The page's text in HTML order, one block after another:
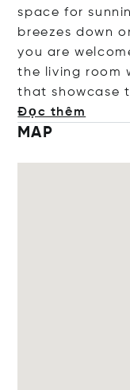
space for
breezes down
you are
the living room
that showcase
Đọc thêm
MAP